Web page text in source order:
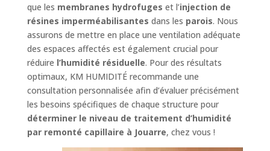
que les membranes hydrofuges et l’injection de
résines imperméabilisantes dans les parois. Nous
assurons de mettre en place une ventilation adéquate
des espaces affectés est également crucial pour
réduire l’humidité résiduelle. Pour des résultats
optimaux, KM HUMIDITÉ recommande une
consultation personnalisée afin d’évaluer précisément
les besoins spécifiques de chaque structure pour
déterminer le niveau de traitement d’humidité
par remonté capillaire à Jouarre, chez vous !